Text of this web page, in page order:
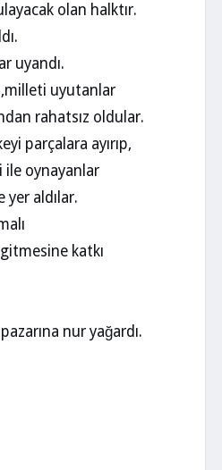
olan halktır.
uyandı.
uyutanlar
rahatsız oldular.
parçalara ayırıp,
ile oynayanlar
aldılar.
katkı
nur yağardı.